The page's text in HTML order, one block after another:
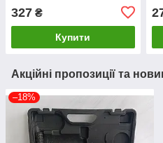
327 ₴
Купити
Акційні пропозиції та
–18%